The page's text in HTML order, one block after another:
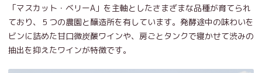
「マスカット・ベリーA」を主軸としたさまざまな品種が育てられ
ており、５つの農園と醸造所を有しています。発酵途中の味わいを
ビンに詰めた甘口微炭酸ワインや、房ごとタンクで寝かせて渋みの
抽出を抑えたワインが特徴です。